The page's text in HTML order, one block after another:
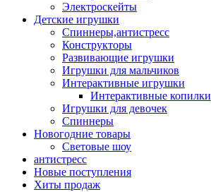
Электроскейты
Детские игрушки
Спиннеры,антистресс
Конструкторы
Развивающие игрушки
Игрушки для мальчиков
Интерактивные игрушки
Интерактивные копилки
Игрушки для девочек
Спиннеры
Новогодние товары
Световые шоу
антистресс
Новые поступления
Хиты продаж